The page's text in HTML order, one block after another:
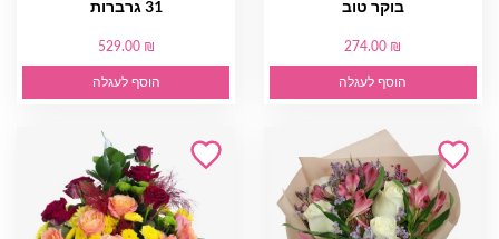
בוקר טוב
274.00 ₪
הוסף לעגלה
31 גרברות
529.00 ₪
הוסף לעגלה